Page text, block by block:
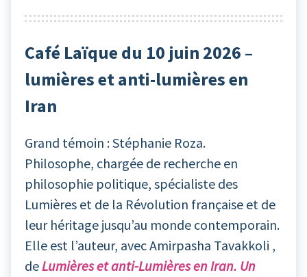
Café Laïque du 10 juin 2026 –
lumières et anti-lumières en
Iran
Grand témoin : Stéphanie Roza.
Philosophe, chargée de recherche en
philosophie politique, spécialiste des
Lumières et de la Révolution française et de
leur héritage jusqu’au monde contemporain.
Elle est l’auteur, avec Amirpasha Tavakkoli ,
deLumières et anti-Lumières en Iran. Un